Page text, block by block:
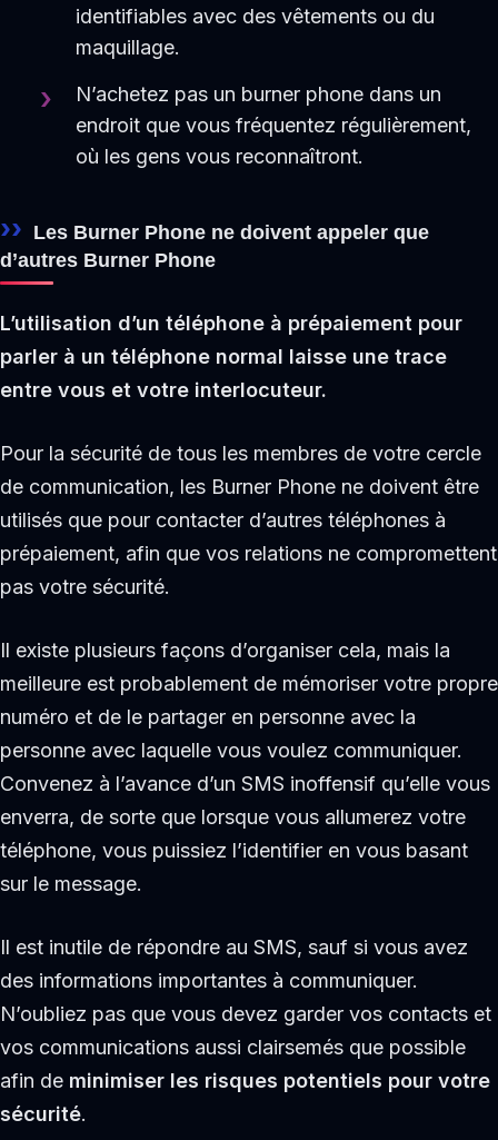
identifiables avec des vêtements ou du
maquillage.
N’achetez pas un burner phone dans un
endroit que vous fréquentez régulièrement,
où les gens vous reconnaîtront.
Les Burner Phone ne doivent appeler que
d’autres Burner Phone
L’utilisation d’un téléphone à prépaiement pour
parler à un téléphone normal laisse une trace
entre vous et votre interlocuteur.
Pour la sécurité de tous les membres de votre cercle
de communication, les Burner Phone ne doivent être
utilisés que pour contacter d’autres téléphones à
prépaiement, afin que vos relations ne compromettent
pas votre sécurité.
Il existe plusieurs façons d’organiser cela, mais la
meilleure est probablement de mémoriser votre propre
numéro et de le partager en personne avec la
personne avec laquelle vous voulez communiquer.
Convenez à l’avance d’un SMS inoffensif qu’elle vous
enverra, de sorte que lorsque vous allumerez votre
téléphone, vous puissiez l’identifier en vous basant
sur le message.
Il est inutile de répondre au SMS, sauf si vous avez
des informations importantes à communiquer.
N’oubliez pas que vous devez garder vos contacts et
vos communications aussi clairsemés que possible
afin de minimiser les risques potentiels pour votre
sécurité.